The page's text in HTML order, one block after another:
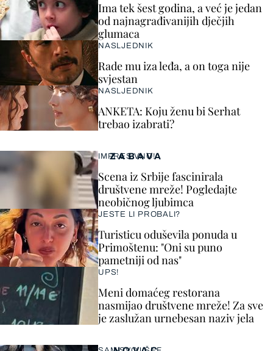
ZABAVA
IMPRESIVNO!
Scena iz Srbije fascinirala
društvene mreže! Pogledajte
neobičnog ljubimca
JESTE LI PROBALI?
Turisticu oduševila ponuda u
Primoštenu: "Oni su puno
pametniji od nas"
UPS!
Meni domaćeg restorana
nasmijao društvene mreže! Za sve
je zaslužan urnebesan naziv jela
Ima tek šest godina, a već je jedan
od najnagrađivanijih dječjih
glumaca
NASLJEDNIK
Rade mu iza leđa, a on toga nije
svjestan
NASLJEDNIK
ANKETA: Koju ženu bi Serhat
trebao izabrati?